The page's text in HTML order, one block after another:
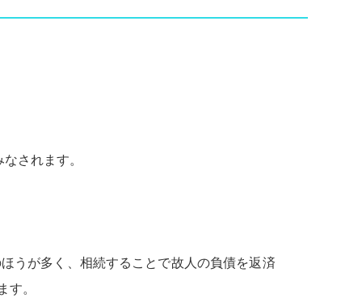
されます。
うが多く、相続することで故人の負債を返済
。